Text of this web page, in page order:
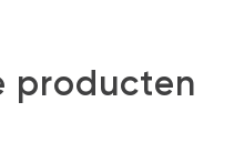
producten